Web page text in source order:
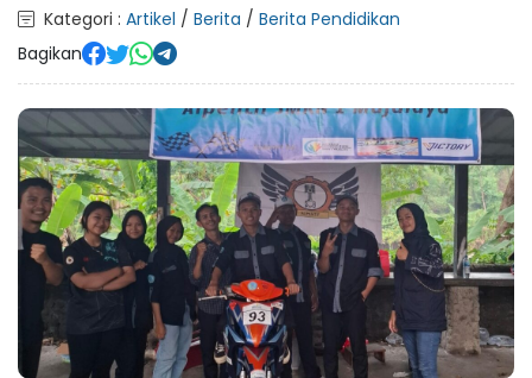
Kategori : Artikel / Berita / Berita Pendidikan
Bagikan